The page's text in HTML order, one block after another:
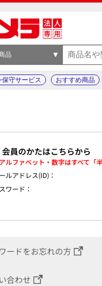
品
保守サービス おすすめ商品
会員のかたはこちらから
ルファベット・数字はすべて「
ルアドレス(ID)：
ワード：
ードをお忘れの方
合わせ